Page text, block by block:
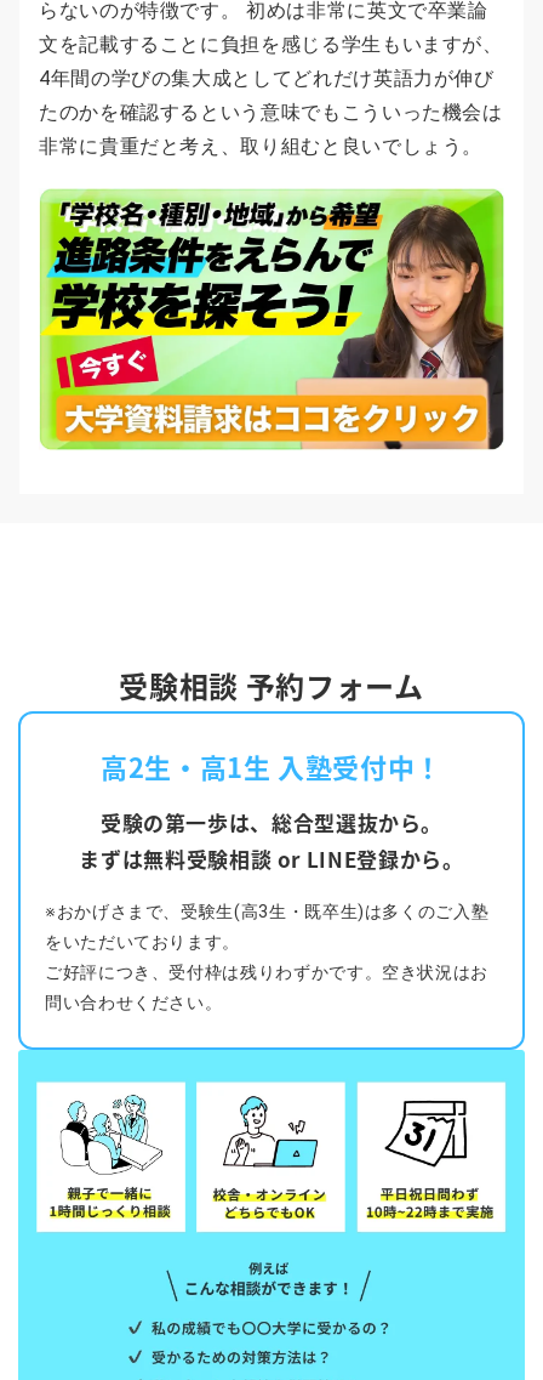
らないのが特徴です。 初めは非常に英文で卒業論
文を記載することに負担を感じる学生もいますが、
4年間の学びの集大成としてどれだけ英語力が伸び
たのかを確認するという意味でもこういった機会は
非常に貴重だと考え、取り組むと良いでしょう。
受験相談 予約フォーム
高2生・高1生 入塾受付中！
受験の第一歩は、総合型選抜から。
まずは無料受験相談 or LINE登録から。
※おかげさまで、受験生(高3生・既卒生)は多くのご入塾
をいただいております。
ご好評につき、受付枠は残りわずかです。空き状況はお
問い合わせください。